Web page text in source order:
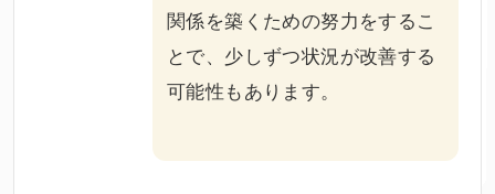
関係を築くための努力をするこ
とで、少しずつ状況が改善する
可能性もあります。